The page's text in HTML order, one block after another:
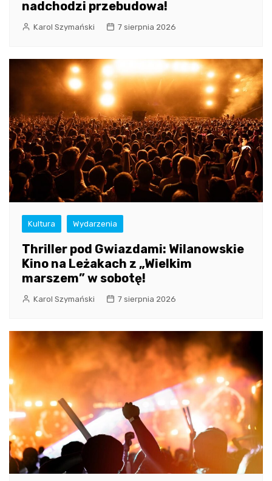
nadchodzi przebudowa!
Karol Szymański 7 sierpnia 2026
Kultura Wydarzenia
Thriller pod Gwiazdami: Wilanowskie
Kino na Leżakach z „Wielkim
marszem” w sobotę!
Karol Szymański 7 sierpnia 2026